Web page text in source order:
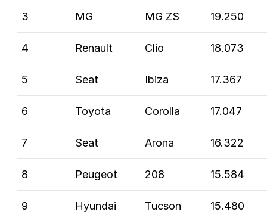
3 MG MG ZS 19.250
4 Renault Clio 18.073
5 Seat Ibiza 17.367
6 Toyota Corolla 17.047
7 Seat Arona 16.322
8 Peugeot 208 15.584
9 Hyundai Tucson 15.480